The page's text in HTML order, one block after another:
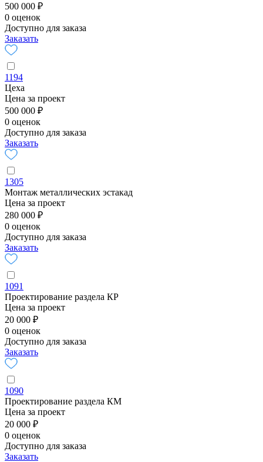
500 000 ₽
0 оценок
Доступно для заказа
Заказать
1194
Цеха
Цена за проект
500 000 ₽
0 оценок
Доступно для заказа
Заказать
1305
Монтаж металлических эстакад
Цена за проект
280 000 ₽
0 оценок
Доступно для заказа
Заказать
1091
Проектирование раздела КР
Цена за проект
20 000 ₽
0 оценок
Доступно для заказа
Заказать
1090
Проектирование раздела КМ
Цена за проект
20 000 ₽
0 оценок
Доступно для заказа
Заказать